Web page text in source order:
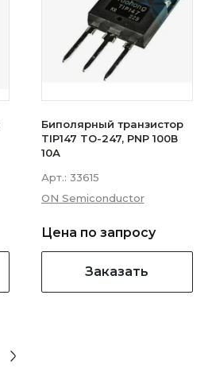
Биполярный транзистор
TIP147 TO-247, PNP 100В
10А
Арт.: 33615
ON Semiconductor
Цена по запросу
Заказать